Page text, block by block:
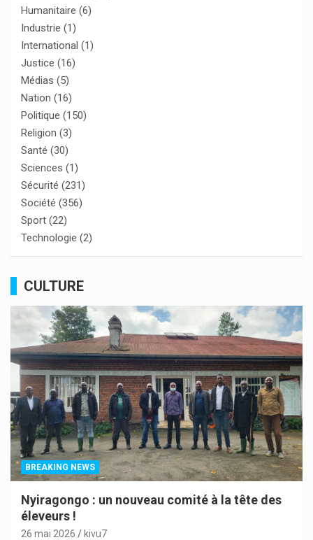
Humanitaire (6)
Industrie (1)
International (1)
Justice (16)
Médias (5)
Nation (16)
Politique (150)
Religion (3)
Santé (30)
Sciences (1)
Sécurité (231)
Société (356)
Sport (22)
Technologie (2)
CULTURE
BREAKING NEWS
Nyiragongo : un nouveau comité à la tête des
éleveurs !
26 mai 2026 kivu7